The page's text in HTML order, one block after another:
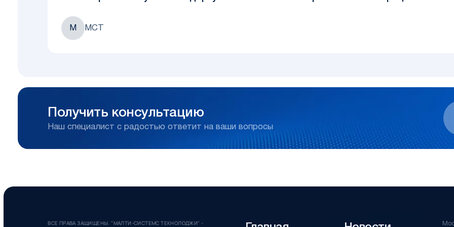
М МСТ
Получить консультацию
Наш специалист с радостью ответит на ваши вопросы
ВСЕ ПРАВА ЗАЩИЩЕНЫ. "МАЛТИ-СИСТЕМС ТЕКНОЛОДЖИ" -